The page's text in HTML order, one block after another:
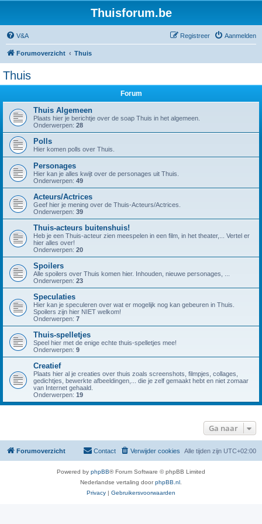
Thuisforum.be
V&A Aanmelden
Registreer
Forumoverzicht Thuis
Thuis
Forum
Thuis Algemeen
Plaats hier je berichtje over de soap Thuis in het algemeen.
Onderwerpen: 28
Polls
Hier komen polls over Thuis.
Personages
Hier kan je alles kwijt over de personages uit Thuis.
Onderwerpen: 49
Acteurs/Actrices
Geef hier je mening over de Thuis-Acteurs/Actrices.
Onderwerpen: 39
Thuis-acteurs buitenshuis!
Heb je een Thuis-acteur zien meespelen in een film, in het theater,... Vertel er
hier alles over!
Onderwerpen: 20
Spoilers
Alle spoilers over Thuis komen hier. Inhouden, nieuwe personages, ...
Onderwerpen: 23
Speculaties
Hier kan je speculeren over wat er mogelijk nog kan gebeuren in Thuis.
Spoilers zijn hier NIET welkom!
Onderwerpen: 7
Thuis-spelletjes
Speel hier met de enige echte thuis-spelletjes mee!
Onderwerpen: 9
Creatief
Plaats hier al je creaties over thuis zoals screenshots, filmpjes, collages,
gedichtjes, bewerkte afbeeldingen,... die je zelf gemaakt hebt en niet zomaar
van Internet gehaald.
Onderwerpen: 19
Ga naar
Forumoverzicht Alle tijden zijn UTC+02:00
Verwijder cookies
Contact
Powered by phpBB® Forum Software © phpBB Limited
Nederlandse vertaling doorphpBB.nl
Privacy | Gebruikersvoorwaarden